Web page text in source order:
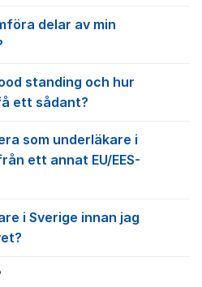
delar av min
standing och hur
ett sådant?
som underläkare i
ett annat EU/EES-
i Sverige innan jag